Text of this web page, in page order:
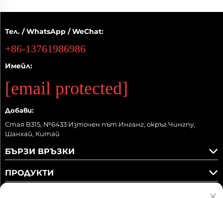
Тел. / WhatsApp / WeChat:
+86-13761986986
Имейл:
[email protected]
Добави:
Стая B315, №6433 Източен път Инганг, окръг Чингпу,
Шанхай, Китай
БЪРЗИ ВРЪЗКИ
ПРОДУКТИ